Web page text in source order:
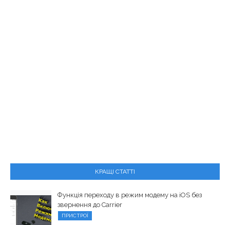
КРАЩІ СТАТТІ
Функція переходу в режим модему на iOS без
звернення до Carrier
ПРИСТРОЇ